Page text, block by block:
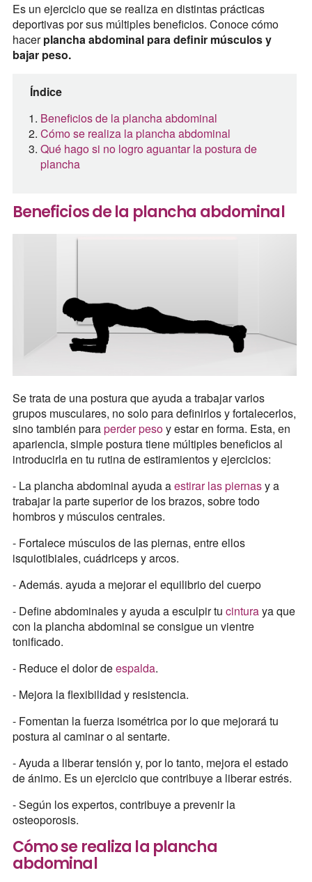
Es un ejercicio que se realiza en distintas prácticas
deportivas por sus múltiples beneficios. Conoce cómo
hacerplancha abdominal para definir músculos y
bajar peso.
Índice
Beneficios de la plancha abdominal
Cómo se realiza la plancha abdominal
Qué hago si no logro aguantar la postura de
plancha
Beneficios de la plancha abdominal
Se trata de una postura que ayuda a trabajar varios
grupos musculares, no solo para definirlos y fortalecerlos,
sino también paraperder pesoy estar en forma. Esta, en
apariencia, simple postura tiene múltiples beneficios al
introducirla en tu rutina de estiramientos y ejercicios:
- La plancha abdominal ayuda aestirar las piernasy a
trabajar la parte superior de los brazos, sobre todo
hombros y músculos centrales.
- Fortalece músculos de las piernas, entre ellos
isquiotibiales, cuádriceps y arcos.
- Además. ayuda a mejorar el equilibrio del cuerpo
- Define abdominales y ayuda a esculpir tu cinturaya que
con la plancha abdominal se consigue un vientre
tonificado.
- Reduce el dolor deespalda.
- Mejora la flexibilidad y resistencia.
- Fomentan la fuerza isométrica por lo que mejorará tu
postura al caminar o al sentarte.
- Ayuda a liberar tensión y, por lo tanto, mejora el estado
de ánimo. Es un ejercicio que contribuye a liberar estrés.
- Según los expertos, contribuye a prevenir la
osteoporosis.
Cómo se realiza la plancha
abdominal